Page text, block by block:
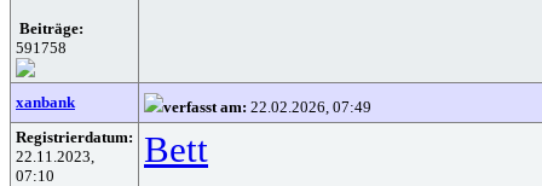
Beiträge:
591758
xanbank verfasst am: 22.02.2026, 07:49
Registrierdatum:
22.11.2023,
07:10
Bett